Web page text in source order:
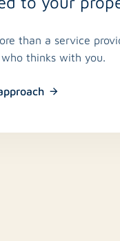
than a service
thinks with you.